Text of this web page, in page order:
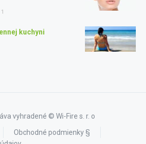
1
kuchyni
vyhradené © Wi-Fire s. r. o
Obchodné podmienky §